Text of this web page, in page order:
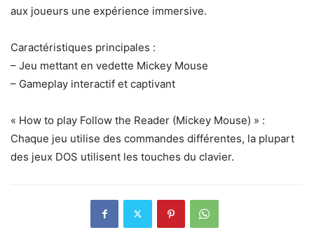
aux joueurs une expérience immersive.
Caractéristiques principales :
– Jeu mettant en vedette Mickey Mouse
– Gameplay interactif et captivant
« How to play Follow the Reader (Mickey Mouse) » :
Chaque jeu utilise des commandes différentes, la plupart
des jeux DOS utilisent les touches du clavier.